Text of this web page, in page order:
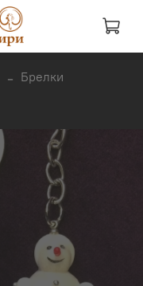
Брелки